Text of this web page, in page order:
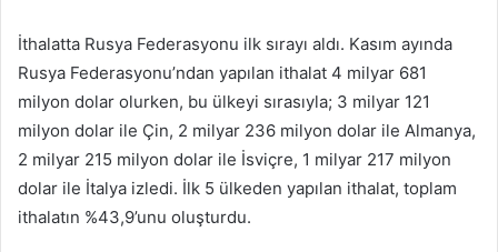
İthalatta Rusya Federasyonu ilk sırayı aldı. Kasım ayında
Rusya Federasyonu’ndan yapılan ithalat 4 milyar 681
milyon dolar olurken, bu ülkeyi sırasıyla; 3 milyar 121
milyon dolar ile Çin, 2 milyar 236 milyon dolar ile Almanya,
2 milyar 215 milyon dolar ile İsviçre, 1 milyar 217 milyon
dolar ile İtalya izledi. İlk 5 ülkeden yapılan ithalat, toplam
ithalatın %43,9’unu oluşturdu.